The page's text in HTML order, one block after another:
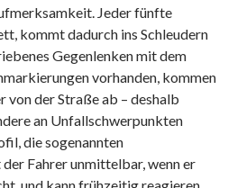
Jeder fünfte
kommt dadurch ins Schleudern
Gegenlenken mit dem
vorhanden, kommen
der Straße ab – deshalb
an Unfallschwerpunkten
die sogenannten
Fahrer unmittelbar, wenn er